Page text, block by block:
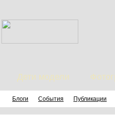
Дети модели
Блоги События Публикации